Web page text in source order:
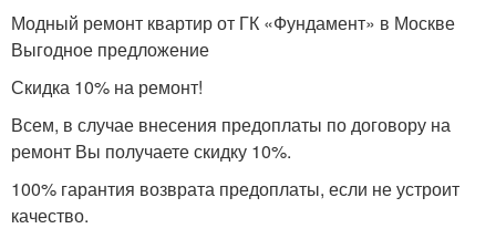
Модный ремонт квартир от ГК «Фундамент» в Москве
Выгодное предложение
Скидка 10% на ремонт!
Всем, в случае внесения предоплаты по договору на
ремонт Вы получаете скидку 10%.
100% гарантия возврата предоплаты, если не устроит
качество.